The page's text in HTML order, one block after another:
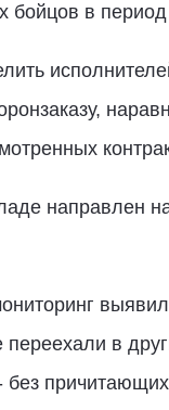
бойцов в
направлен
в
без